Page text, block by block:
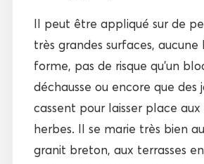
Il peut être appliqué sur de
très grandes surfaces, aucune
forme, pas de risque qu’un
déchausse ou encore que des
cassent pour laisser place aux
herbes. Il se marie très bien
granit breton, aux terrasses